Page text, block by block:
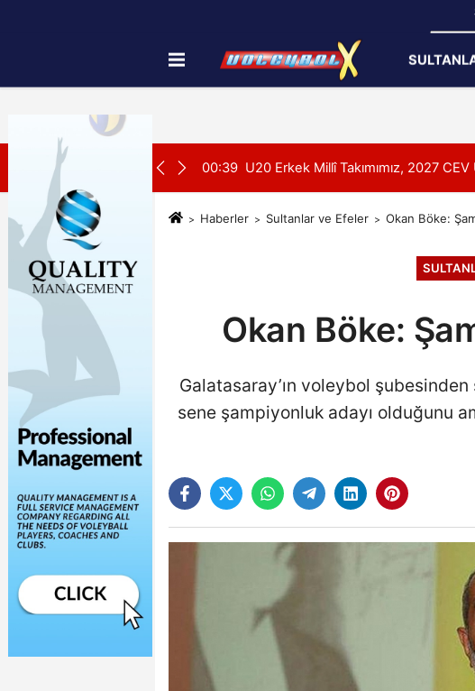
İletişim Çerez Politikası
SON DAKİKA:
Başladı 00:39 U20 Erkek Millî Takımımız, 2027
Haberler Sultanlar ve Efeler Okan Böke:
Okan Böke:
Galatasaray’ın voleybol
sene şampiyonluk adayı olduğunu